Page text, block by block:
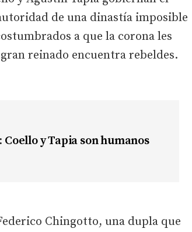
de una dinastía imposible
a que la corona les
reinado encuentra rebeldes.
y Tapia son humanos
Chingotto, una dupla que